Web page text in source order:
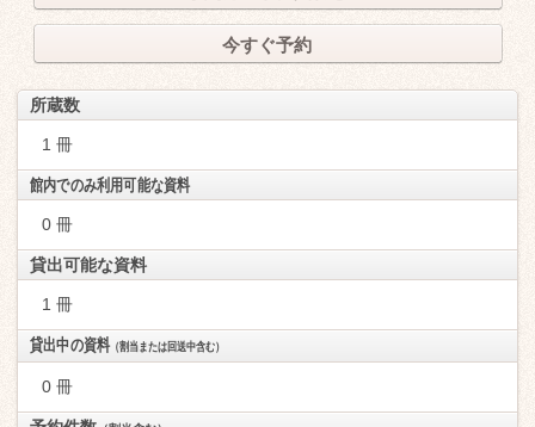
今すぐ予約
所蔵数
1 冊
館内でのみ利用可能な資料
0 冊
貸出可能な資料
1 冊
貸出中の資料（割当または回送中含む）
0 冊